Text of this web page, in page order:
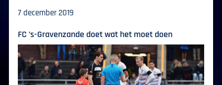
7 december 2019
FC ’s-Gravenzande doet wat het moet doen